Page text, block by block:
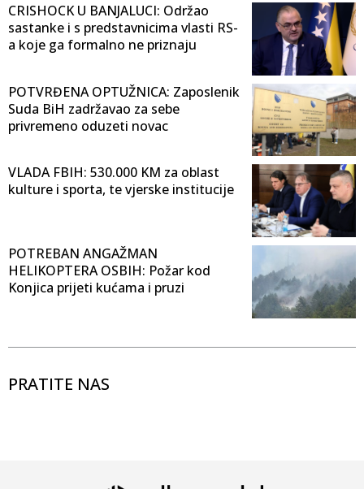
CRISHOCK U BANJALUCI: Održao
sastanke i s predstavnicima vlasti RS-
a koje ga formalno ne priznaju
POTVRĐENA OPTUŽNICA: Zaposlenik
Suda BiH zadržavao za sebe
privremeno oduzeti novac
VLADA FBIH: 530.000 KM za oblast
kulture i sporta, te vjerske institucije
POTREBAN ANGAŽMAN
HELIKOPTERA OSBIH: Požar kod
Konjica prijeti kućama i pruzi
PRATITE NAS